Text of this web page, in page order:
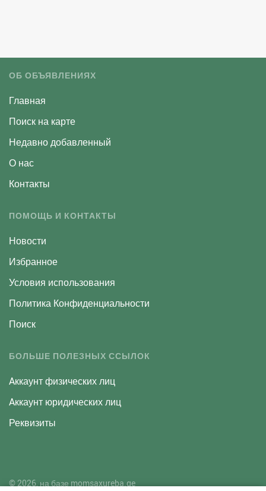
ОБ ОБЪЯВЛЕНИЯХ
Главная
Поиск на карте
Недавно добавленный
О нас
Контакты
ПОМОЩЬ И КОНТАКТЫ
Новости
Избранное
Условия использования
Политика Конфиденциальности
Поиск
БОЛЬШЕ ПОЛЕЗНЫХ ССЫЛОК
Aккаунт физических лиц
Aккаунт юридических лиц
Реквизиты
© 2026, на базе momsaxureba.ge